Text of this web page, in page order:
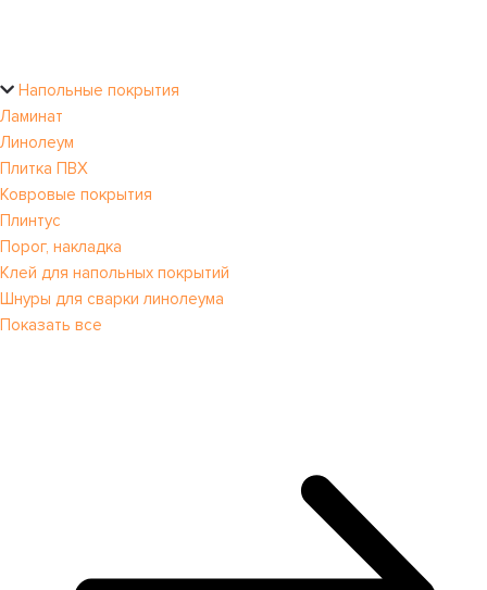
Напольные покрытия
Ламинат
Линолеум
Плитка ПВХ
Ковровые покрытия
Плинтус
Порог, накладка
Клей для напольных покрытий
Шнуры для сварки линолеума
Показать все